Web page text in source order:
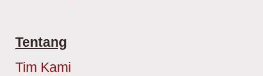
Tentang
Tim Kami